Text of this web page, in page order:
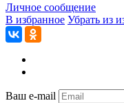
Личное сообщение
В избранное Убрать из
Ваш e-mail